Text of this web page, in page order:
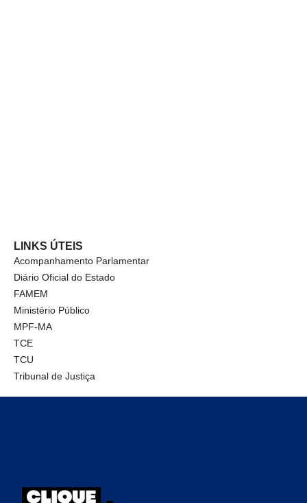
LINKS ÚTEIS
Acompanhamento Parlamentar
Diário Oficial do Estado
FAMEM
Ministério Público
MPF-MA
TCE
TCU
Tribunal de Justiça